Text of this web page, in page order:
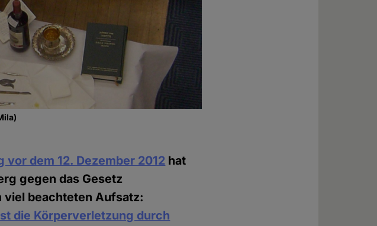
vor dem 12. Dezember 2012 hat
gegen das Gesetz
viel beachteten Aufsatz:
die Körperverletzung durch